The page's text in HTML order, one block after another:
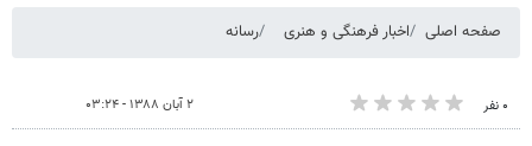
صفحه اصلی اخبار فرهنگی و هنری رسانه
۰ نفر ۲ آبان ۱۳۸۸ - ۰۳:۲۴